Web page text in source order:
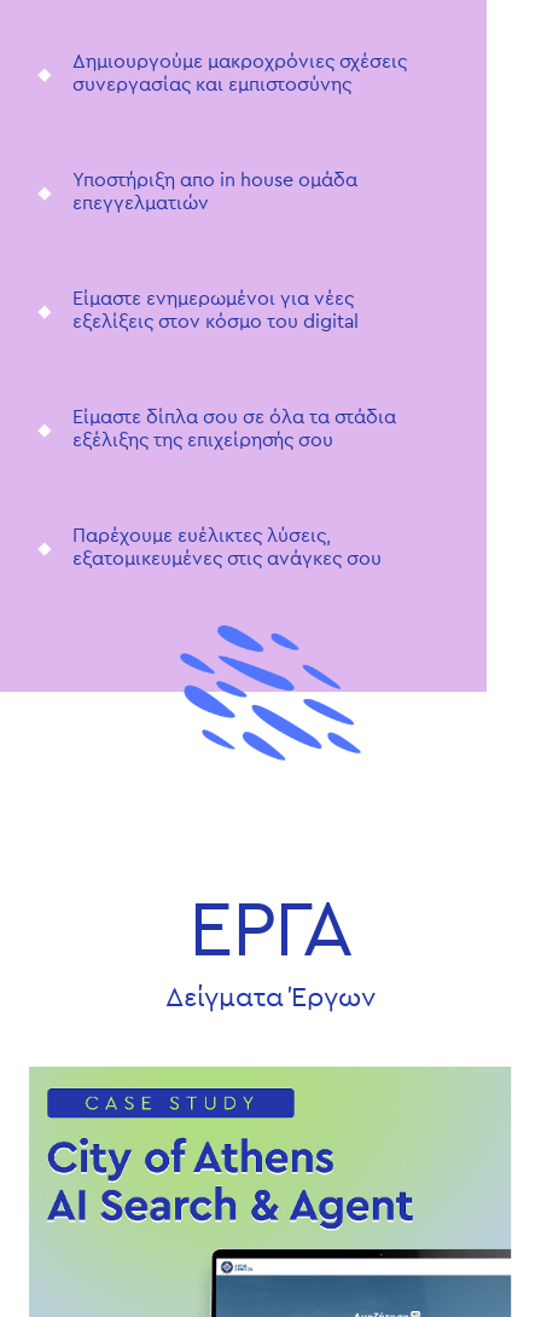
Δημιουργούμε μακροχρόνιες σχέσεις
συνεργασίας και εμπιστοσύνης
Υποστήριξη απο in house ομάδα
επεγγελματιών
Είμαστε ενημερωμένοι για νέες
εξελίξεις στον κόσμο του digital
Είμαστε δίπλα σου σε όλα τα στάδια
εξέλιξης της επιχείρησής σου
Παρέχουμε ευέλικτες λύσεις,
εξατομικευμένες στις ανάγκες σου
ΕΡΓΑ
Δείγματα Έργων